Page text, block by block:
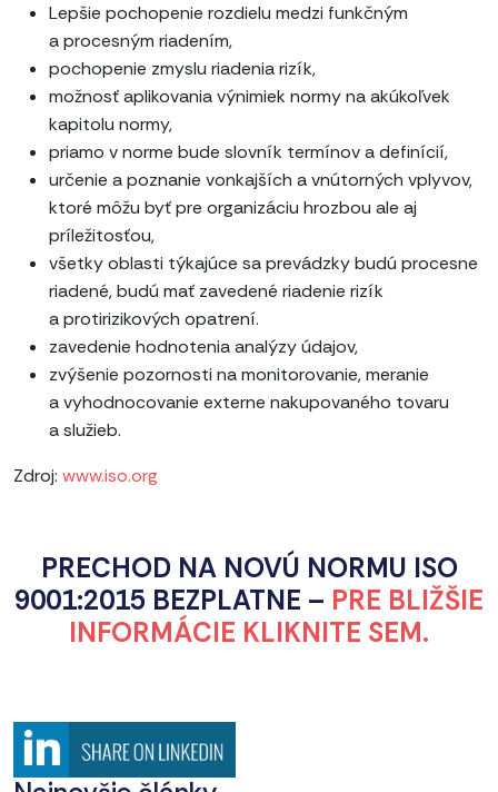
Lepšie pochopenie rozdielu medzi funkčným
a procesným riadením,
pochopenie zmyslu riadenia rizík,
možnosť aplikovania výnimiek normy na akúkoľvek
kapitolu normy,
priamo v norme bude slovník termínov a definícií,
určenie a poznanie vonkajších a vnútorných vplyvov,
ktoré môžu byť pre organizáciu hrozbou ale aj
príležitosťou,
všetky oblasti týkajúce sa prevádzky budú procesne
riadené, budú mať zavedené riadenie rizík
a protirizikových opatrení.
zavedenie hodnotenia analýzy údajov,
zvýšenie pozornosti na monitorovanie, meranie
a vyhodnocovanie externe nakupovaného tovaru
a služieb.
Zdroj: www.iso.org
PRECHOD NA NOVÚ NORMU ISO
9001:2015 BEZPLATNE – PRE BLIŽŠIE
INFORMÁCIE KLIKNITE SEM.